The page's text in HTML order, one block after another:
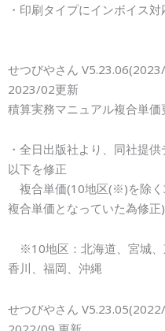
・印刷タイプにインボイス
せつびやさん V5.23.06(2023
2023/02更新
積算実務マニュアル複合単価
・全日出版社より、 同社提
以下を修正
複合単価(10地区(※)を除
複合単価となっていた為修正)
※10地区：北海道、宮城
香川、福岡、沖縄
せつびやさん V5.23.05